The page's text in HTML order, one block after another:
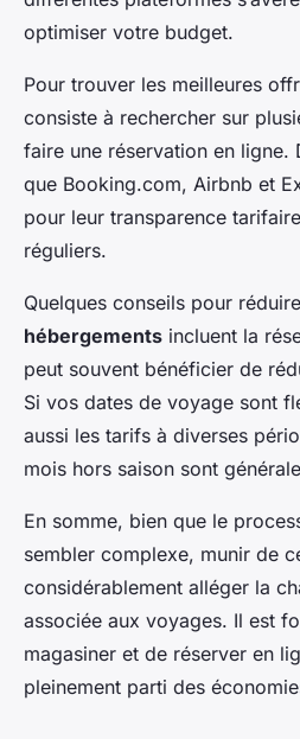
optimiser votre budget.
Pour trouver les meilleures
consiste à rechercher sur
faire une réservation en ligne.
que Booking.com, Airbnb et
pour leur transparence
réguliers.
Quelques conseils pour
hébergements incluent la
peut souvent bénéficier de
Si vos dates de voyage sont
aussi les tarifs à diverses
mois hors saison sont
En somme, bien que le
sembler complexe, munir de
considérablement alléger la
associée aux voyages. Il est
magasiner et de réserver en
pleinement parti des